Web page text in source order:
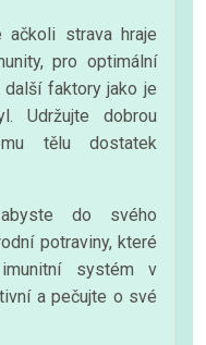
strava hraje
pro optimální
faktory jako je
Udržujte dobrou
tělu dostatek
do svého
potraviny, které
systém v
a pečujte o své